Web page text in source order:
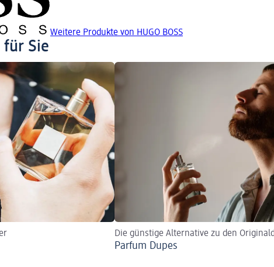
Weitere Produkte von HUGO BOSS
Sie
Die günstige Alternative zu den
Parfum Dupes